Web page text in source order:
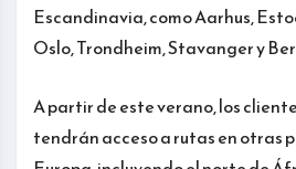
Escandinavia, como Aarhus,
Oslo, Trondheim, Stavanger y
A partir de este verano, los
tendrán acceso a rutas en otras